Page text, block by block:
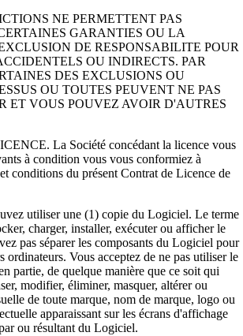
NE PERMETTENT PAS
GARANTIES OU LA
DE RESPONSABILITE POUR
OU INDIRECTS. PAR
DES EXCLUSIONS OU
OU TOUTES PEUVENT NE PAS
ET VOUS POUVEZ AVOIR D'AUTRES
La Société concédant la licence vous
à condition vous vous conformiez à
conditions du présent Contrat de Licence de
utiliser une (1) copie du Logiciel. Le terme
charger, installer, exécuter ou afficher le
pas séparer les composants du Logiciel pour
ordinateurs. Vous acceptez de ne pas utiliser le
partie, de quelque manière que ce soit qui
modifier, éliminer, masquer, altérer ou
de toute marque, nom de marque, logo ou
apparaissant sur les écrans d'affichage
ou résultant du Logiciel.